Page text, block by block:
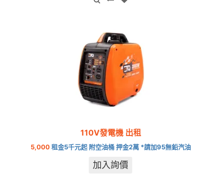
110V發電機 出租
5,000租金5千元起 附空油桶 押金2萬 *請加95無鉛汽油
加入詢價